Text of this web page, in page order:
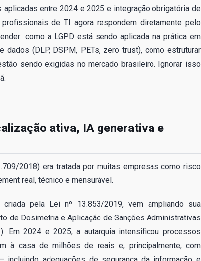
entre 2024 e 2025 e integração obrigatória de
de TI agora respondem diretamente pelo
como a LGPD está sendo aplicada na prática em
(DLP, DSPM, PETs, zero trust), como estruturar
sendo exigidas no mercado brasileiro. Ignorar isso
ativa, IA generativa e
2018) era tratada por muitas empresas como risco
real, técnico e mensurável.
pela Lei nº 13.853/2019, vem ampliando sua
de Dosimetria e Aplicação de Sanções Administrativas
Em 2024 e 2025, a autarquia intensificou processos
à casa de milhões de reais e, principalmente, com